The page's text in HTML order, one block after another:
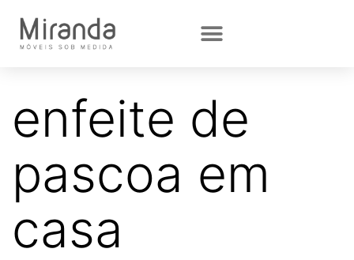
enfeite de
pascoa em
casa